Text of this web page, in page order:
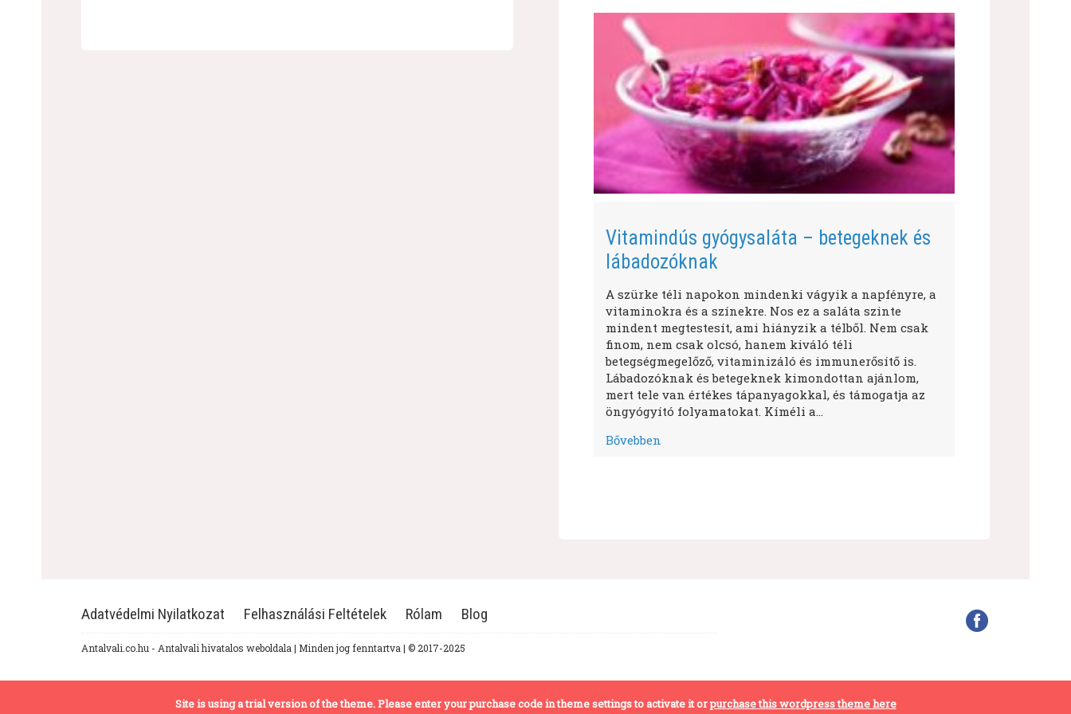
Vitamindús gyógysaláta – betegeknek és
lábadozóknak
A szürke téli napokon mindenki vágyik a napfényre, a
vitaminokra és a színekre. Nos ez a saláta szinte
mindent megtestesít, ami hiányzik a télből. Nem csak
finom, nem csak olcsó, hanem kiváló téli
betegségmegelőző, vitaminizáló és immunerősítő is.
Lábadozóknak és betegeknek kimondottan ajánlom,
mert tele van értékes tápanyagokkal, és támogatja az
öngyógyító folyamatokat. Kíméli a…
Bővebben
Adatvédelmi Nyilatkozat Felhasználási Feltételek Rólam Blog
Antalvali.co.hu - Antalvali hivatalos weboldala | Minden jog fenntartva | © 2017-2025
Site is using a trial version of the theme. Please enter your purchase code in theme settings to activate it orpurchase this wordpress theme here